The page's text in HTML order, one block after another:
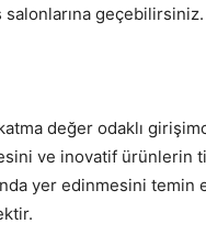
geçebilirsiniz.
değer odaklı
ve inovatif ürünlerin
yer edinmesini temin